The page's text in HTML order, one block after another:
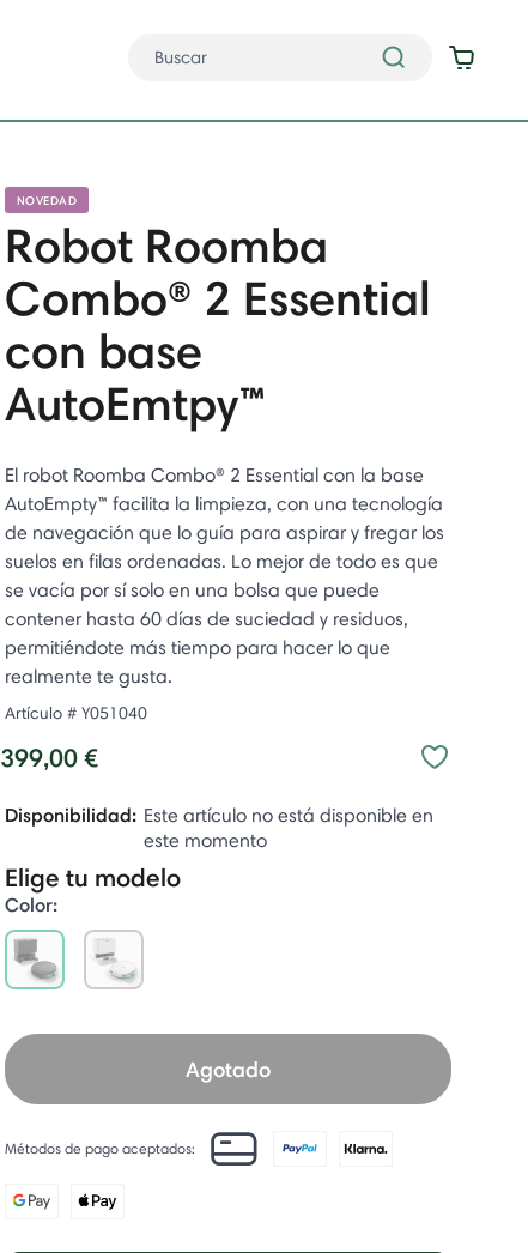
NOVEDAD
Robot Roomba
Combo® 2 Essential
con base
AutoEmtpy™
El robot Roomba Combo® 2 Essential con la base
AutoEmpty™ facilita la limpieza, con una tecnología
de navegación que lo guía para aspirar y fregar los
suelos en filas ordenadas. Lo mejor de todo es que
se vacía por sí solo en una bolsa que puede
contener hasta 60 días de suciedad y residuos,
permitiéndote más tiempo para hacer lo que
realmente te gusta.
Artículo # Y051040
399,00 €
Disponibilidad: Este artículo no está disponible en
este momento
Elige tu modelo
Color:
Agotado
Métodos de pago aceptados: